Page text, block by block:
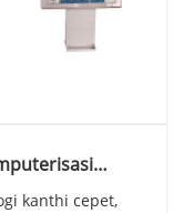
kanthi cepet,